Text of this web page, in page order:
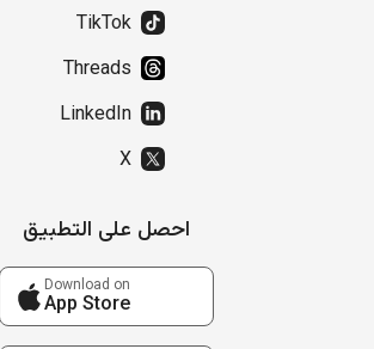
TikTok
Threads
LinkedIn
X
احصل على التطبيق
Download on
App Store